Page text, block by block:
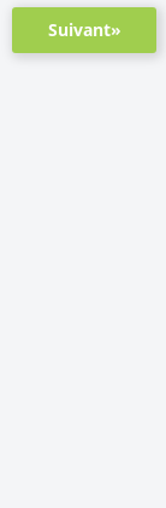
Suivant»